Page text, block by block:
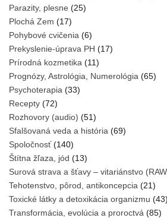
Parazity, plesne (25)
Plochá Zem (17)
Pohybové cvičenia (6)
Prekyslenie-úprava PH (17)
Prírodná kozmetika (11)
Prognózy, Astrológia, Numerológia (65)
Psychoterapia (33)
Recepty (72)
Rozhovory (audio) (51)
Sfalšovaná veda a história (69)
Spoločnosť(140)
Štítna žľaza, jód (13)
Surová strava a šťavy – vitariánstvo
Tehotenstvo, pôrod, antikoncepcia (21)
Toxické látky a detoxikácia organizmu (43)
Transformácia, evolúcia a proroctvá (85)